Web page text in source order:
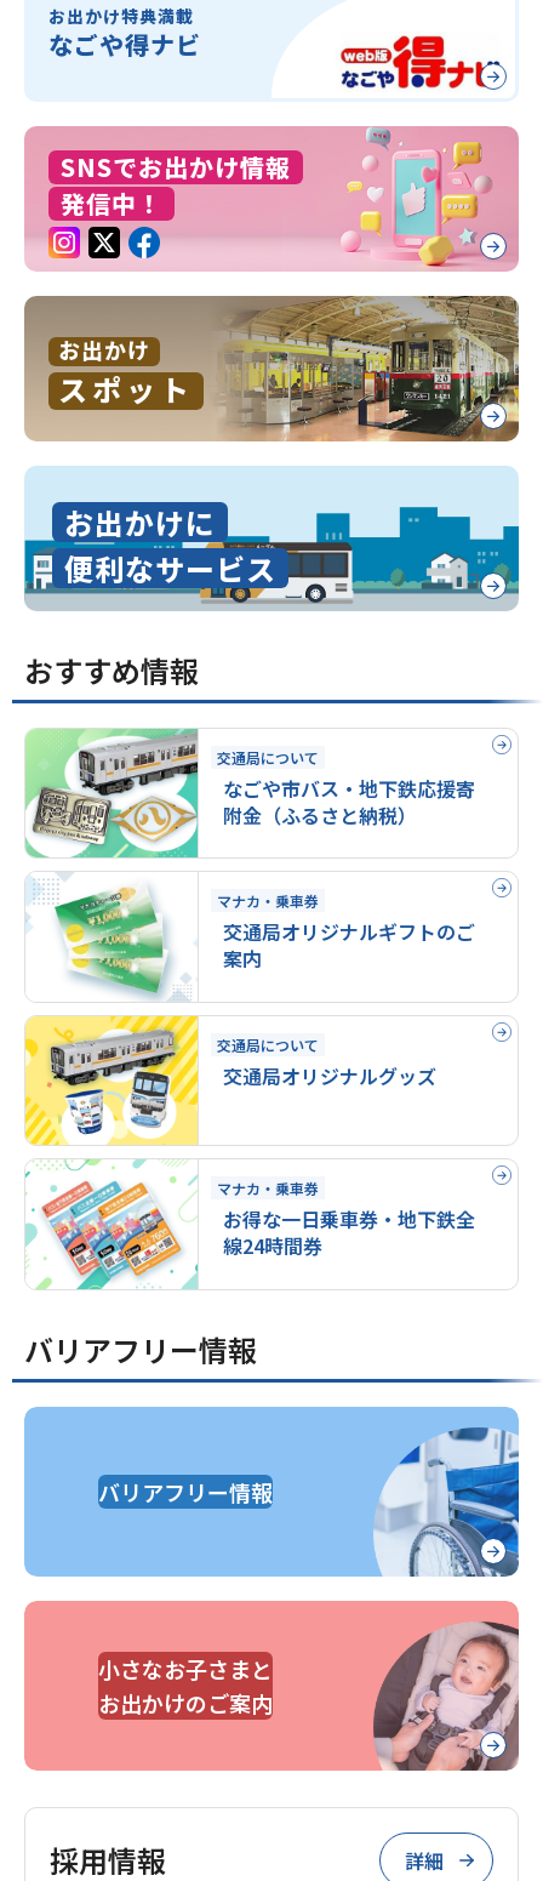
お出かけ特典満載
なごや得ナビ
SNSでお出かけ情報
発信中！
お出かけ
スポット
お出かけに
便利なサービス
おすすめ情報
交通局について
なごや市バス・地下鉄応援寄
附金（ふるさと納税）
マナカ・乗車券
交通局オリジナルギフトのご
案内
交通局について
交通局オリジナルグッズ
マナカ・乗車券
お得な一日乗車券・地下鉄全
線24時間券
バリアフリー情報
バリアフリー情報
小さなお子さまと
お出かけのご案内
採用情報 詳細